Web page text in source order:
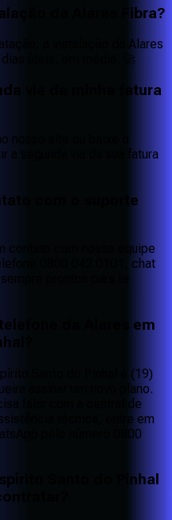
da Alares Fibra?
a instalação da Alares
úteis, em média. 🚀
via da minha fatura
nosso site ou baixe o
a segunda via da sua fatura
com o suporte
contato com nossa equipe
0800 042 0101, chat
prontos para te
da Alares em
Santo do Pinhal é (19)
assinar um novo plano.
falar com a central de
técnica, entre em
pelo número 0800
Santo do Pinhal